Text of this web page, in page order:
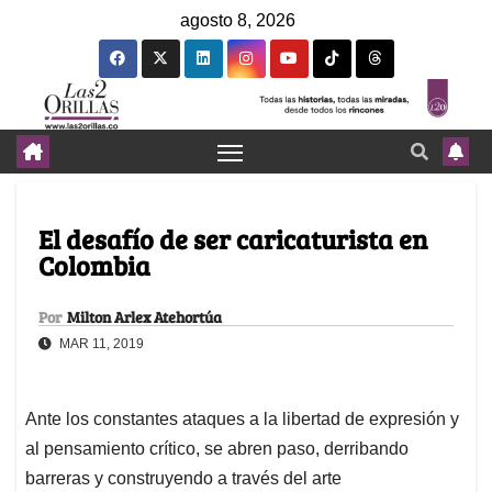
agosto 8, 2026
El desafío de ser caricaturista en
Colombia
Por Milton Arlex Atehortúa
MAR 11, 2019
Ante los constantes ataques a la libertad de expresión y
al pensamiento crítico, se abren paso, derribando
barreras y construyendo a través del arte